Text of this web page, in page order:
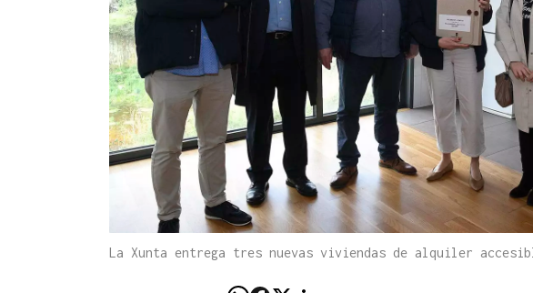
La Xunta entrega tres nuevas viviendas de alquiler